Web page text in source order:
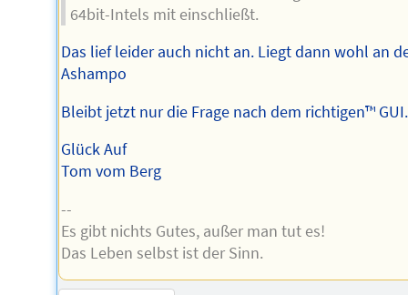
64bit-Intels mit einschließt.
Das lief leider auch nicht an. Liegt dann wohl an
Ashampo
Bleibt jetzt nur die Frage nach dem richtigen™ GUI.
Glück Auf
Tom vom Berg
--
Es gibt nichts Gutes, außer man tut es!
Das Leben selbst ist der Sinn.